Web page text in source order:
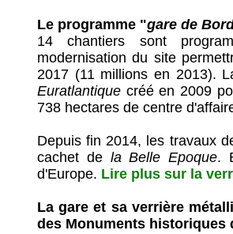
Le programme "gare de
14 chantiers sont
modernisation du site
2017 (11 millions en 2013).
Euratlantique créé en 2009
738 hectares de centre
Depuis fin 2014, les travaux
cachet de la Belle Epoque.
d'Europe. Lire plus sur la
La gare et sa verrière
des Monuments historiques